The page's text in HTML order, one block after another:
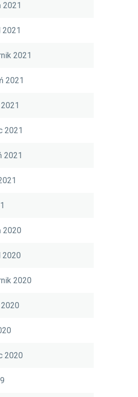
2021
2021
2021
2021
2021
2020
2020
2020
2020